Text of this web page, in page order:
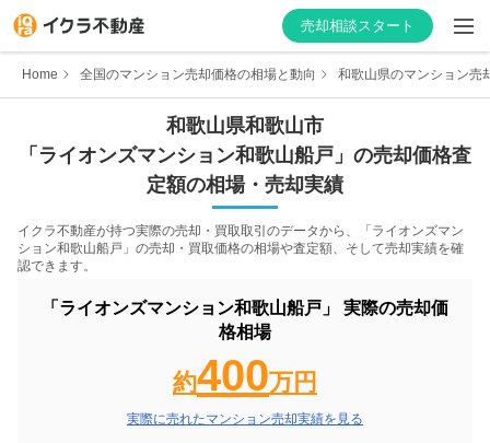
売却相談スタート
はじめての方へ
不動産会社を探す
物件の価格を知る
不動産会社向け情報
Home 全国のマンション売却価格の相場と動向 和歌山県のマンション売
和歌山県和歌山市
「 ライオンズマンション和歌山船戸 」の売却価格査
定額の相場・売却実績
イクラ不動産が持つ実際の売却・買取取引のデータから、「 ライオンズマン
ション和歌山船戸 」の売却・買取価格の相場や査定額、そして売却実績を確
認できます。
「 ライオンズマンション和歌山船戸 」 実際の売却価
格相場
約400万円
実際に売れたマンション売却実績を見る